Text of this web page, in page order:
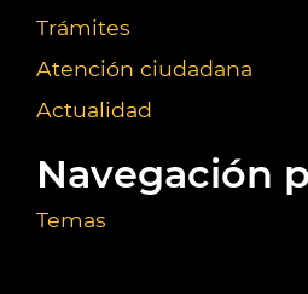
Trámites
Atención ciudadana
Actualidad
Navegación
Temas